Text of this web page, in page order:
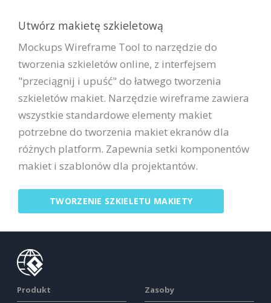
Utwórz makietę szkieletową
Mockups Wireframe Tool to narzędzie do
tworzenia szkieletów online, z interfejsem
"przeciągnij i upuść" do łatwego tworzenia
szkieletów makiet. Narzędzie wireframe zawiera
wszystkie standardowe elementy makiet
potrzebne do tworzenia makiet ekranów dla
różnych platform. Zapewnia setki komponentów
makiet i szablonów dla projektantów.
TWORZENIE SZKIELETU MAKIETY
Produkt Zasoby